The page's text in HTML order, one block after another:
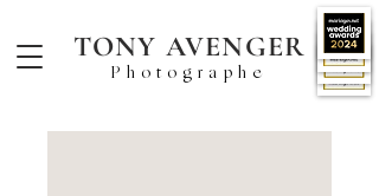
TONY AVENGER
Photographe